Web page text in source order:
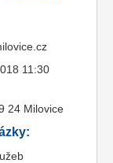
11:30
24 Milovice